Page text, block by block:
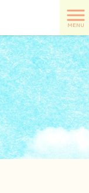
MENU